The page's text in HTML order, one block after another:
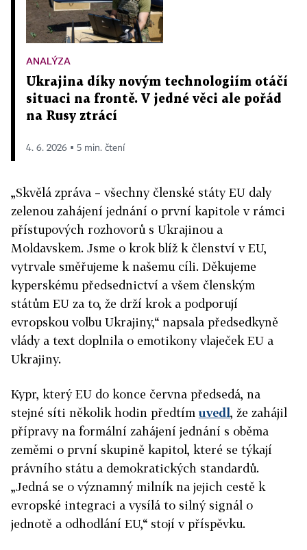
ANALÝZA
Ukrajina díky novým technologiím otáčí
situaci na frontě. V jedné věci ale pořád
na Rusy ztrácí
4. 6. 2026 ▪ 5 min. čtení
„Skvělá zpráva – všechny členské státy EU daly
zelenou zahájení jednání o první kapitole v rámci
přístupových rozhovorů s Ukrajinou a
Moldavskem. Jsme o krok blíž k členství v EU,
vytrvale směřujeme k našemu cíli. Děkujeme
kyperskému předsednictví a všem členským
státům EU za to, že drží krok a podporují
evropskou volbu Ukrajiny,“ napsala předsedkyně
vlády a text doplnila o emotikony vlaječek EU a
Ukrajiny.
Kypr, který EU do konce června předsedá, na
stejné síti několik hodin předtímuvedl, že zahájil
přípravy na formální zahájení jednání s oběma
zeměmi o první skupině kapitol, které se týkají
právního státu a demokratických standardů.
„Jedná se o významný milník na jejich cestě k
evropské integraci a vysílá to silný signál o
jednotě a odhodlání EU,“ stojí v příspěvku.